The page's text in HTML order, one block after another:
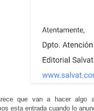
que van a hacer algo
esta entrada cuando lo